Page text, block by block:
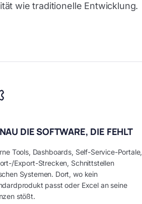
wie traditionelle Entwicklung.
DIE SOFTWARE, DIE FEHLT
Tools, Dashboards, Self-Service-Portale,
Export-Strecken, Schnittstellen
Systemen. Dort, wo kein
passt oder Excel an seine
stößt.